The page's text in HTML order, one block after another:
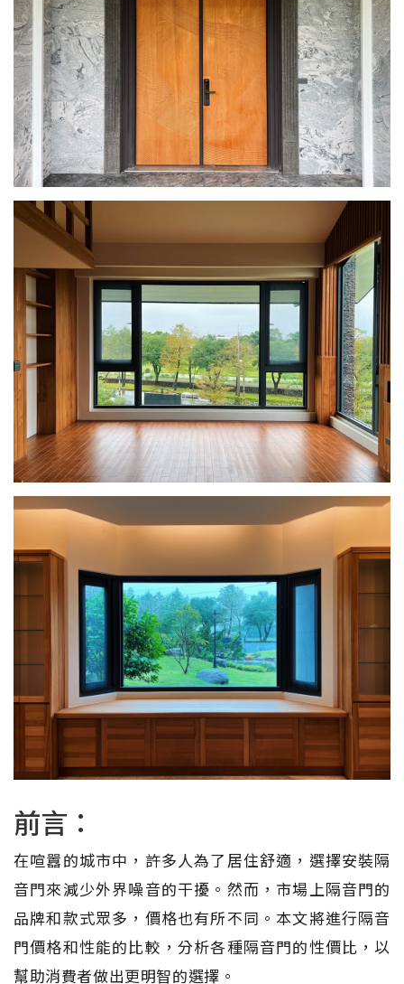
前言：
在喧囂的城市中，許多人為了居住舒適，選擇安裝隔
音門來減少外界噪音的干擾。然而，市場上隔音門的
品牌和款式眾多，價格也有所不同。本文將進行隔音
門價格和性能的比較，分析各種隔音門的性價比，以
幫助消費者做出更明智的選擇。